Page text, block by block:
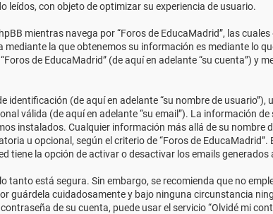
leídos, con objeto de optimizar su experiencia de usuario.
mientras navega por “Foros de EducaMadrid”, las
la que obtenemos su información es mediante lo
de EducaMadrid” (de aquí en adelante “su cuenta”) y
identificación (de aquí en adelante “su nombre de
válida (de aquí en adelante “su email”). La información
instalados. Cualquier información más allá de su nombre
u opcional, según el criterio de “Foros de
tiene la opción de activar o desactivar los emails
está segura. Sin embargo, se recomienda que no
guárdela cuidadosamente y bajo ninguna circunstancia
de su cuenta, puede usar el servicio “Olvidé mi